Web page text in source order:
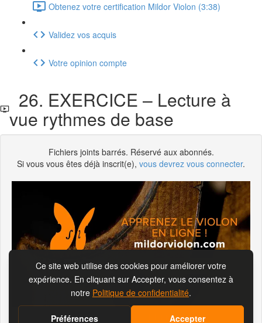
Obtenez votre certification Mildor Violon (3:38)
Validez vos acquis
Votre opinion compte
26. EXERCICE – Lecture à
vue rythmes de base
Fichiers joints barrés. Réservé aux abonnés.
Si vous vous êtes déjà inscrit(e), vous devrez vous connecter.
S'abonner pour visionner